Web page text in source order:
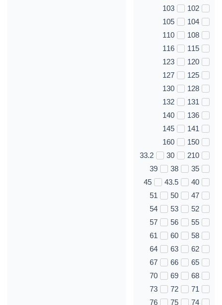
102
103
104
105
108
110
115
116
120
123
125
127
128
130
131
132
136
140
141
145
150
160
210
30
33.2
35
38
39
40
43.5
45
47
50
51
52
53
54
55
56
57
58
60
61
62
63
64
65
66
67
68
69
70
71
72
73
74
75
76